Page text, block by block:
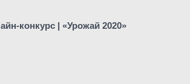
конкурс | «Урожай 2020»